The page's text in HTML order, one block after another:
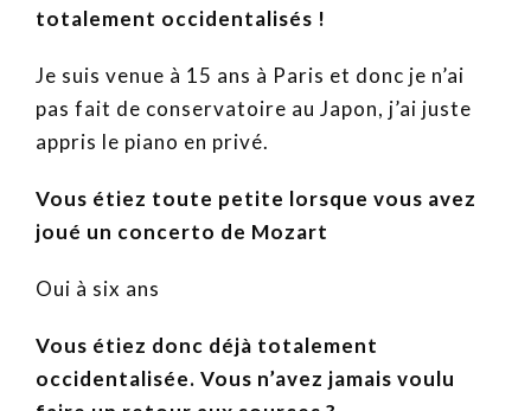
totalement occidentalisés !
Je suis venue à 15 ans à Paris et donc je n’ai
pas fait de conservatoire au Japon, j’ai juste
appris le piano en privé.
Vous étiez toute petite lorsque vous avez
joué un concerto de Mozart
Oui à six ans
Vous étiez donc déjà totalement
occidentalisée. Vous n’avez jamais voulu